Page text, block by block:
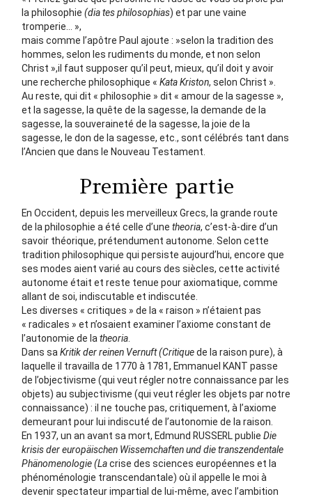
la philosophie (dia tes philosophias) et par une vaine
tromperie… »,
mais comme l’apôtre Paul ajoute : »selon la tradition des
hommes, selon les rudiments du monde, et non selon
Christ »,il faut supposer qu’il peut, mieux, qu’il doit y avoir
une recherche philosophique « Kata Kriston, selon Christ ».
Au reste, qui dit « philosophie » dit « amour de la sagesse »,
et la sagesse, la quête de la sagesse, la demande de la
sagesse, la souveraineté de la sagesse, la joie de la
sagesse, le don de la sagesse, etc., sont célébrés tant dans
l’Ancien que dans le Nouveau Testament.
Première partie
En Occident, depuis les merveilleux Grecs, la grande route
de la philosophie a été celle d’une theoria, c’est-à-dire d’un
savoir théorique, prétendument autonome. Selon cette
tradition philosophique qui persiste aujourd’hui, encore que
ses modes aient varié au cours des siècles, cette activité
autonome était et reste tenue pour axiomatique, comme
allant de soi, indiscutable et indiscutée.
Les diverses « critiques » de la « raison » n’étaient pas
« radicales » et n’osaient examiner l’axiome constant de
l’autonomie de la theoria
Dans sa Kritik der reinen Vernuft (Critiquede la raison pure), à
laquelle il travailla de 1770 à 1781, Emmanuel KANT passe
de l’objectivisme (qui veut régler notre connaissance par les
objets) au subjectivisme (qui veut régler les objets par notre
connaissance) : il ne touche pas, critiquement, à l’axiome
demeurant pour lui indiscuté de l’autonomie de la raison.
En 1937, un an avant sa mort, Edmund RUSSERL publie Die
krisis der europäischen Wissemchaften und die transzendentale
Phänomenologie (Lacrise des sciences européennes et la
phénoménologie transcendantale) où il appelle le moi à
devenir spectateur impartial de lui-même, avec l’ambition